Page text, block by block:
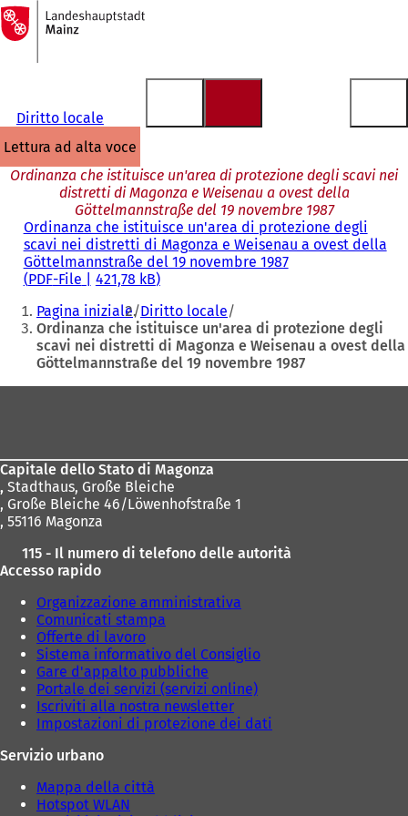
Vai al contenuto
Alla
pagina
iniziale
Diritto locale
lettura ad alta voce
Ordinanza che istituisce un'area di protezione degli scavi nei
distretti di Magonza e Weisenau a ovest della
Göttelmannstraße del 19 novembre 1987
Ordinanza che istituisce un'area di protezione degli
scavi nei distretti di Magonza e Weisenau a ovest della
Göttelmannstraße del 19 novembre 1987
PDF-File 421,78 kB
Siete
qui:
Pagina iniziale Diritto locale
Ordinanza che istituisce un'area di protezione degli
scavi nei distretti di Magonza e Weisenau a ovest della
Göttelmannstraße del 19 novembre 1987
Capitale dello Stato di Magonza
, Stadthaus, Große Bleiche
, Große Bleiche 46/Löwenhofstraße 1
, 55116 Magonza
115 - Il numero di telefono delle autorità
Accesso rapido
Organizzazione amministrativa
Comunicati stampa
Offerte di lavoro
Sistema informativo del Consiglio
Gare d'appalto pubbliche
Portale dei servizi (servizi online)
Iscriviti alla nostra newsletter
Impostazioni di protezione dei dati
Servizio urbano
Mappa della città
Hotspot WLAN